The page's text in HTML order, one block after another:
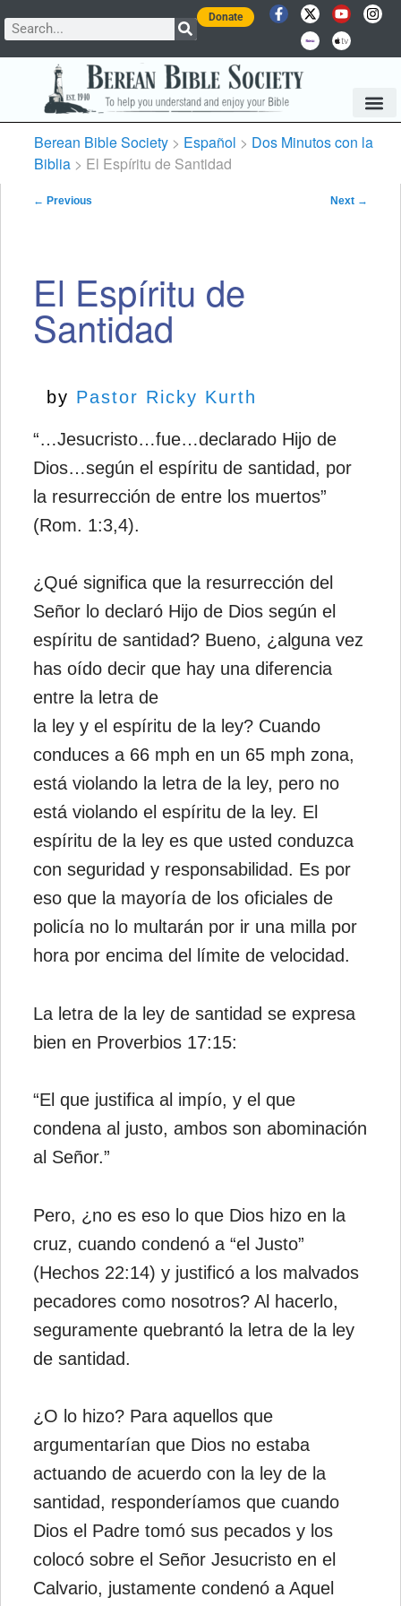
Donate
Berean Bible Society > Español > Dos Minutos con la
Biblia > El Espíritu de Santidad
Post navigation
← Previous Next →
El Espíritu de
Santidad
by Pastor Ricky Kurth
“…Jesucristo…fue…declarado Hijo de
Dios…según el espíritu de santidad, por
la resurrección de entre los muertos”
(Rom. 1:3,4).
¿Qué significa que la resurrección del
Señor lo declaró Hijo de Dios según el
espíritu de santidad? Bueno, ¿alguna vez
has oído decir que hay una diferencia
entre la letra de
la ley y el espíritu de la ley? Cuando
conduces a 66 mph en un 65 mph zona,
está violando la letra de la ley, pero no
está violando el espíritu de la ley. El
espíritu de la ley es que usted conduzca
con seguridad y responsabilidad. Es por
eso que la mayoría de los oficiales de
policía no lo multarán por ir una milla por
hora por encima del límite de velocidad.
La letra de la ley de santidad se expresa
bien en Proverbios 17:15:
“El que justifica al impío, y el que
condena al justo, ambos son abominación
al Señor.”
Pero, ¿no es eso lo que Dios hizo en la
cruz, cuando condenó a “el Justo”
(Hechos 22:14) y justificó a los malvados
pecadores como nosotros? Al hacerlo,
seguramente quebrantó la letra de la ley
de santidad.
¿O lo hizo? Para aquellos que
argumentarían que Dios no estaba
actuando de acuerdo con la ley de la
santidad, responderíamos que cuando
Dios el Padre tomó sus pecados y los
colocó sobre el Señor Jesucristo en el
Calvario, justamente condenó a Aquel